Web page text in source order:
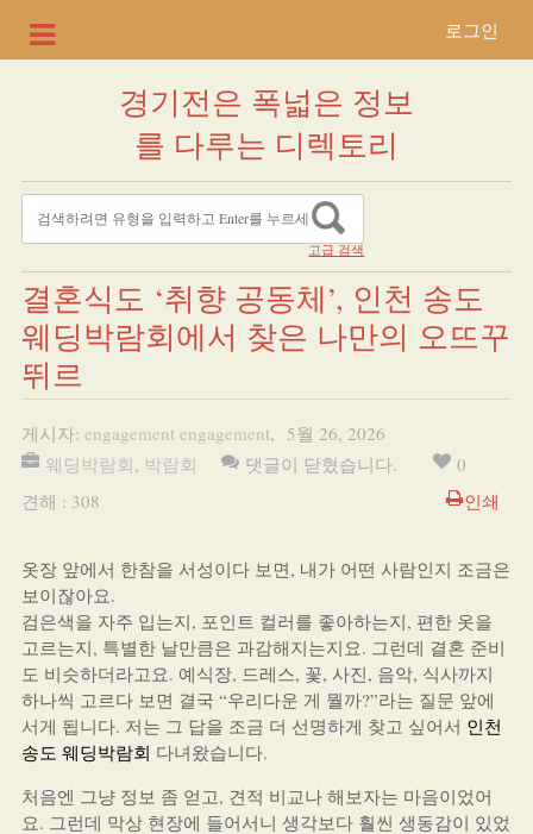
로그인
경기전은 폭넓은 정보
를 다루는 디렉토리
고급 검색
결혼식도 ‘취향 공동체’, 인천 송도
웨딩박람회에서 찾은 나만의 오뜨꾸
뛰르
게시자: engagement engagement, 5월 26, 2026
웨딩박람회, 박람회 댓글이 닫혔습니다.
0
견해 : 308
인쇄
옷장 앞에서 한참을 서성이다 보면, 내가 어떤 사람인지 조금은
보이잖아요.
검은색을 자주 입는지, 포인트 컬러를 좋아하는지, 편한 옷을
고르는지, 특별한 날만큼은 과감해지는지요. 그런데 결혼 준비
도 비슷하더라고요. 예식장, 드레스, 꽃, 사진, 음악, 식사까지
하나씩 고르다 보면 결국 “우리다운 게 뭘까?”라는 질문 앞에
서게 됩니다. 저는 그 답을 조금 더 선명하게 찾고 싶어서 인천
송도 웨딩박람회 다녀왔습니다.
처음엔 그냥 정보 좀 얻고, 견적 비교나 해보자는 마음이었어
요. 그런데 막상 현장에 들어서니 생각보다 훨씬 생동감이 있었